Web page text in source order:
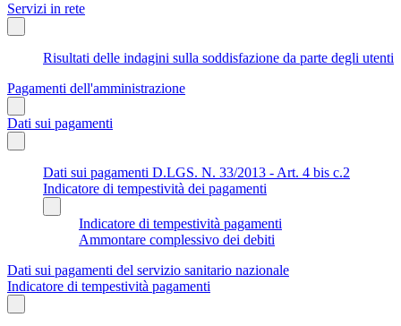
Servizi in rete
Risultati delle indagini sulla soddisfazione da parte degli utenti
Pagamenti dell'amministrazione
Dati sui pagamenti
Dati sui pagamenti D.LGS. N. 33/2013 - Art. 4 bis c.2
Indicatore di tempestività dei pagamenti
Indicatore di tempestività pagamenti
Ammontare complessivo dei debiti
Dati sui pagamenti del servizio sanitario nazionale
Indicatore di tempestività pagamenti